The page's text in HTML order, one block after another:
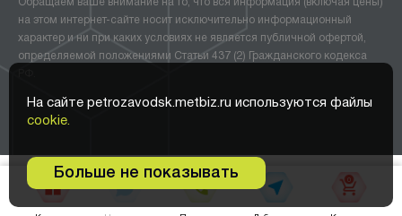
0
В корзину •
На сайте petrozavodsk.metbiz.ru используются файлы
cookie.
Больше не показывать
Обращаем ваше внимание на то, что вся информация (включая цены)
на этом интернет-сайте носит исключительно информационный
характер и ни при каких условиях не является публичной офертой,
определяемой положениями Статьи 437 (2) Гражданского кодекса